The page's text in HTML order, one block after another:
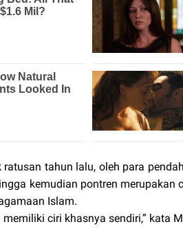
tahun lalu, oleh para
kemudian pontren merupakan
Islam.
ciri khasnya sendiri,” kata